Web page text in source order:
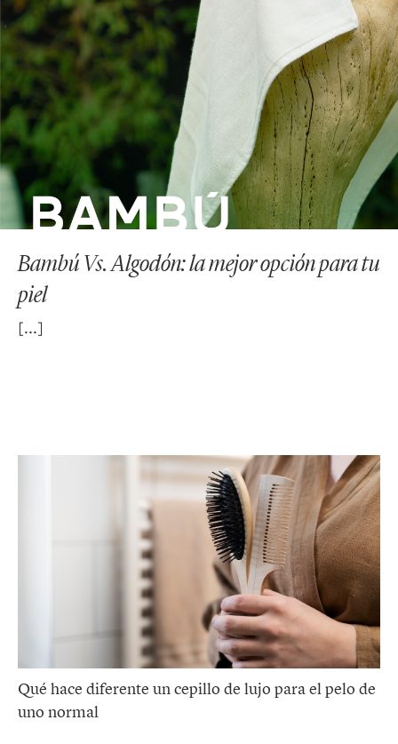
Bambú Vs. Algodón: la mejor opción para tu
piel
Qué hace diferente un cepillo de lujo para el pelo de
uno normal